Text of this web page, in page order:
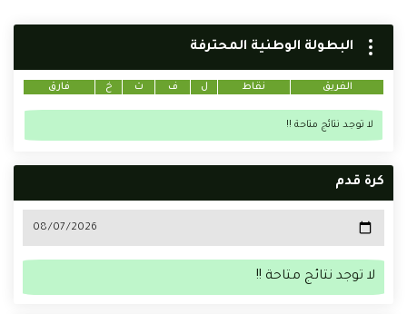
البطولة الوطنية المحترفة
الفريق نقاط ل ف ت خ فارق
لا توجد نتائج متاحة !!
كرة قدم
لا توجد نتائج متاحة !!